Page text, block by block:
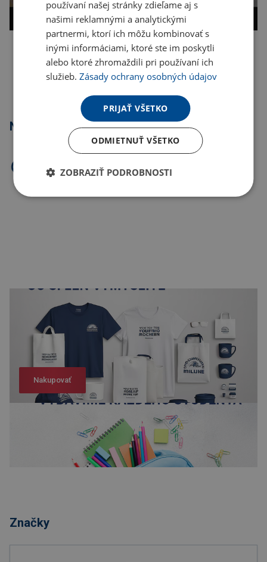
Kopírovať odkaz
Najpredávanejšie
Nakupovať
Značky
používaní našej stránky zdieľame aj s
našimi reklamnými a analytickými
partnermi, ktorí ich môžu kombinovať s
inými informáciami, ktoré ste im poskytli
alebo ktoré zhromaždili pri používaní ich
služieb.Zásady ochrany osobných údajov
PRIJAŤ VŠETKO
ODMIETNUŤ VŠETKO
ZOBRAZIŤ PODROBNOSTI